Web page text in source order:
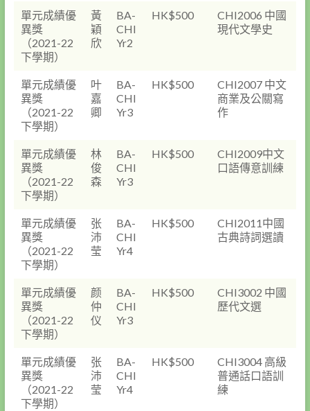
單元成績優
異獎
（2021-22
下學期）
黃
穎
欣
BA-
CHI
Yr2
HK$500
CHI2006 中國
現代文學史
單元成績優
異獎
（2021-22
下學期）
叶
嘉
卿
BA-
CHI
Yr3
HK$500
CHI2007 中文
商業及公關寫
作
單元成績優
異獎
（2021-22
下學期）
林
俊
森
BA-
CHI
Yr3
HK$500
CHI2009中文
口語傳意訓練
單元成績優
異獎
（2021-22
下學期）
张
沛
莹
BA-
CHI
Yr4
HK$500
CHI2011中國
古典詩詞選讀
單元成績優
異獎
（2021-22
下學期）
颜
仲
仪
BA-
CHI
Yr3
HK$500
CHI3002 中國
歷代文選
單元成績優
異獎
（2021-22
下學期）
张
沛
莹
BA-
CHI
Yr4
HK$500
CHI3004 高級
普通話口語訓
練